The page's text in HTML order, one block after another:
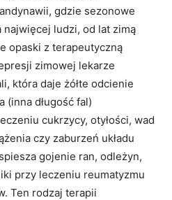
gdzie sezonowe
ludzi, od lat zimą
opaski z terapeutyczną
zimowej lekarze
która daje żółte odcienie
(inna długość fal)
cukrzycy, otyłości, wad
czy zaburzeń układu
gojenie ran, odleżyn,
przy leczeniu reumatyzmu
Ten rodzaj terapii